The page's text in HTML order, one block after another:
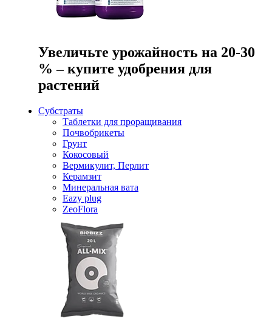
Увеличьте урожайность на 20-30
% – купите удобрения для
растений
Субстраты
Таблетки для проращивания
Почвобрикеты
Грунт
Кокосовый
Вермикулит, Перлит
Керамзит
Минеральная вата
Eazy plug
ZeoFlora